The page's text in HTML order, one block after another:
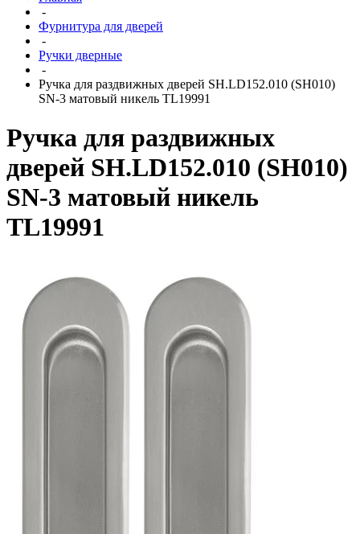
-
Фурнитура для дверей
-
Ручки дверные
-
Ручка для раздвижных дверей SH.LD152.010 (SH010)
SN-3 матовый никель TL19991
Ручка для раздвижных
дверей SH.LD152.010 (SH010)
SN-3 матовый никель
TL19991